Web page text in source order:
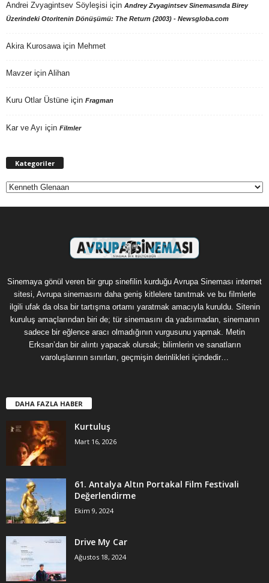
Andrei Zvyagintsev Söyleşisi için Andrey Zvyagintsev Sinemasında Birey
Üzerindeki Otoritenin Dönüşümü: The Return (2003) - Newsgloba.com
Akira Kurosawaiçin Mehmet
Mavzer için Alihan
Kuru Otlar Üstüne için Fragman
Kar ve Ayı için Filmler
Kategoriler
Kategoriler
Sinemaya gönül veren bir grup sinefilin kurduğu Avrupa Sineması internet
sitesi, Avrupa sinemasını daha geniş kitlelere tanıtmak ve bu filmlerle
ilgili ufak da olsa bir tartışma ortamı yaratmak amacıyla kuruldu. Sitenin
kuruluş amaçlarından biri de; tür sinemasını da yadsımadan, sinemanın
sadece bir eğlence aracı olmadığının vurgusunu yapmak. Metin
Erksan’dan bir alıntı yapacak olursak; bilimlerin ve sanatların
varoluşlarının sınırları, geçmişin derinlikleri içindedir…
DAHA FAZLA HABER
Kurtuluş
Mart 16, 2026
61. Antalya Altın Portakal Film Festivali
Değerlendirme
Ekim 9, 2024
Drive My Car
Ağustos 18, 2024